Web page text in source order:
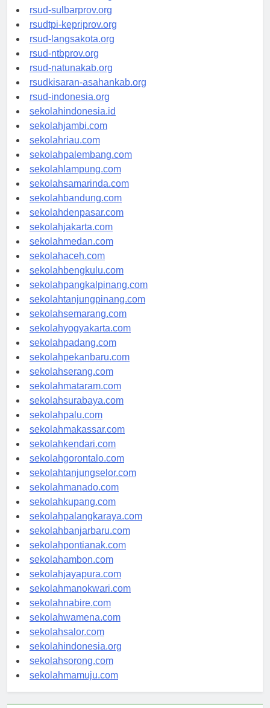
rsud-brebeskab.org
rsud-sulbarprov.org
rsudtpi-kepriprov.org
rsud-langsakota.org
rsud-ntbprov.org
rsud-natunakab.org
rsudkisaran-asahankab.org
rsud-indonesia.org
sekolahindonesia.id
sekolahjambi.com
sekolahriau.com
sekolahpalembang.com
sekolahlampung.com
sekolahsamarinda.com
sekolahbandung.com
sekolahdenpasar.com
sekolahjakarta.com
sekolahmedan.com
sekolahaceh.com
sekolahbengkulu.com
sekolahpangkalpinang.com
sekolahtanjungpinang.com
sekolahsemarang.com
sekolahyogyakarta.com
sekolahpadang.com
sekolahpekanbaru.com
sekolahserang.com
sekolahmataram.com
sekolahsurabaya.com
sekolahpalu.com
sekolahmakassar.com
sekolahkendari.com
sekolahgorontalo.com
sekolahtanjungselor.com
sekolahmanado.com
sekolahkupang.com
sekolahpalangkaraya.com
sekolahbanjarbaru.com
sekolahpontianak.com
sekolahambon.com
sekolahjayapura.com
sekolahmanokwari.com
sekolahnabire.com
sekolahwamena.com
sekolahsalor.com
sekolahindonesia.org
sekolahsorong.com